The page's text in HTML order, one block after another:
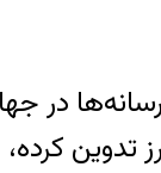
در
۲۰۱۹ بررسی شده‌اند.